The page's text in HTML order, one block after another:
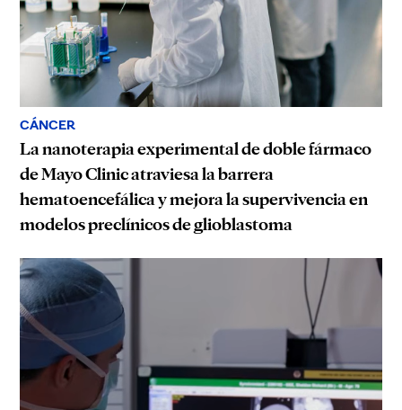
CÁNCER
La nanoterapia experimental de doble fármaco
de Mayo Clinic atraviesa la barrera
hematoencefálica y mejora la supervivencia en
modelos preclínicos de glioblastoma